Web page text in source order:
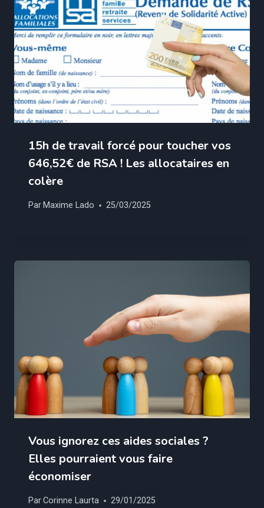
15h de travail forcé pour toucher vos
646,52€ de RSA ! Les allocataires en
colère
Par Maxime Lado 25/03/2025
Vous ignorez ces aides sociales ?
Elles pourraient vous faire
économiser
ParCorinne Laurta 29/01/2025